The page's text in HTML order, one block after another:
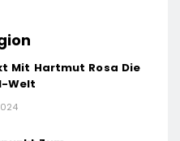
Mit Hartmut Rosa Die
Welt